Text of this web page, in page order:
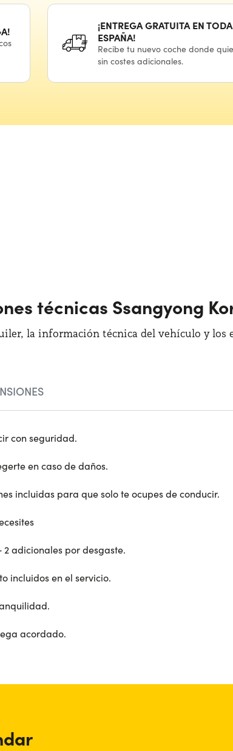
¡ENTREGA GRATUITA EN TODA
ESPAÑA!
Recibetu nuevo coche donde
sin costes adicionales.
técnicas Ssangyong
la información técnica del vehículo y los
con seguridad.
en caso de daños.
incluidas para que solo te ocupes de conducir.
2 adicionales por desgaste.
incluidos en el servicio.
acordado.